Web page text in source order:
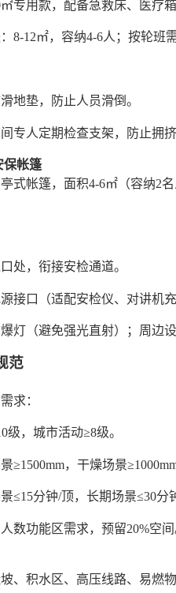
专用款，配备急救床、医疗
8-12㎡，容纳4-6人；按轮班
地垫，防止人员滑倒。
专人定期检查支架，防止拥
保帐篷
式帐篷，面积4-6㎡（容纳2
处，衔接安检通道。
接口（适配安检仪、对讲机
灯（避免强光直射）；周边
范
求：
级，城市活动≥8级。
≥1500mm，干燥场景
≤15分钟/顶，长期场景≤30分
数功能区需求，预留20%空
、积水区、高压线路、易燃